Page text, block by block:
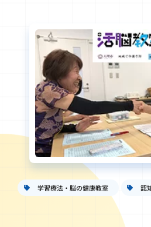
学習療法・脳の健康教室 認